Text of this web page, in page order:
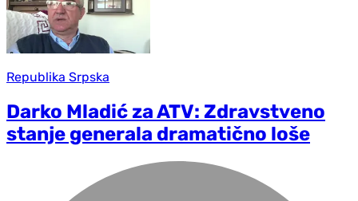
Republika Srpska
Darko Mladić za ATV: Zdravstveno
stanje generala dramatično loše